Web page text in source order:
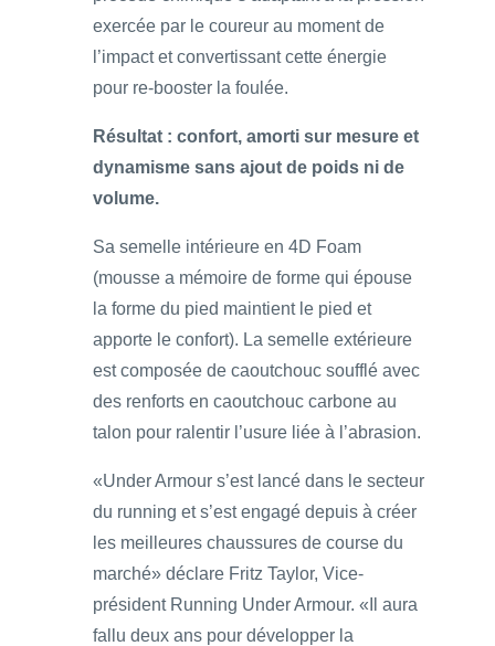
exercée par le coureur au moment de
l’impact et convertissant cette énergie
pour re-booster la foulée.
Résultat : confort, amorti sur mesure et
dynamisme sans ajout de poids ni de
volume.
Sa semelle intérieure en 4D Foam
(mousse a mémoire de forme qui épouse
la forme du pied maintient le pied et
apporte le confort). La semelle extérieure
est composée de caoutchouc soufflé avec
des renforts en caoutchouc carbone au
talon pour ralentir l’usure liée à l’abrasion.
«Under Armour s’est lancé dans le secteur
du running et s’est engagé depuis à créer
les meilleures chaussures de course du
marché» déclare Fritz Taylor, Vice-
président Running Under Armour. «Il aura
fallu deux ans pour développer la